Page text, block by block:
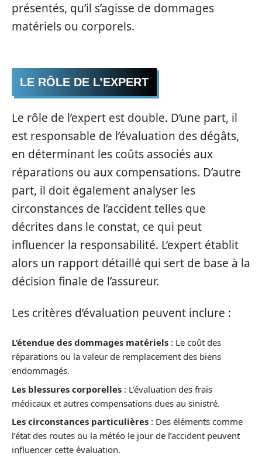
présentés, qu’il s’agisse de dommages
matériels ou corporels.
LE RÔLE DE L’EXPERT
Le rôle de l’expert est double. D’une part, il
est responsable de l’évaluation des dégâts,
en déterminant les coûts associés aux
réparations ou aux compensations. D’autre
part, il doit également analyser les
circonstances de l’accident telles que
décrites dans le constat, ce qui peut
influencer la responsabilité. L’expert établit
alors un rapport détaillé qui sert de base à la
décision finale de l’assureur.
Les critères d’évaluation peuvent inclure :
L’étendue des dommages matériels : Le coût des
réparations ou la valeur de remplacement des biens
endommagés.
Les blessures corporelles : L’évaluation des frais
médicaux et autres compensations dues au sinistré.
Les circonstances particulières : Des éléments comme
l’état des routes ou la météo le jour de l’accident peuvent
influencer cette évaluation.